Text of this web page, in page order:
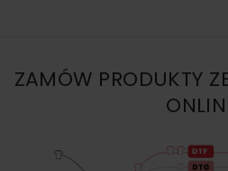
ZAMÓW PRODUKTY